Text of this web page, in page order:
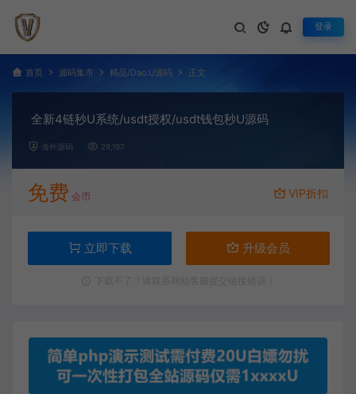
登录
首页 源码集市 精品/Dao.U源码 正文
全新4链秒U系统/usdt授权/usdt钱包秒U源码
海外源码 29,197
免费 会币 VIP折扣
立即下载 升级会员